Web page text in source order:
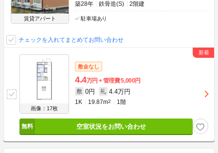
賃貸アパート
築28年
鉄骨造(S) 2階建
駐車場あり
チェックを入れてまとめてお問い合わせ
画像：17枚
敷金なし
4.4万円 管理費5,000円
敷 0円 礼 4.4万円
1K 19.87m2 1階
空室状況をお問い合わせ